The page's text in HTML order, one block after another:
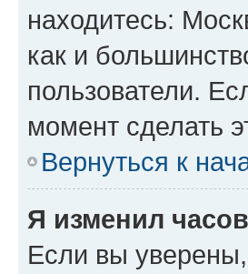
находитесь:
как и
пользователи.
момент сделать
Вернуться к
Я изменил
Если вы уверены,